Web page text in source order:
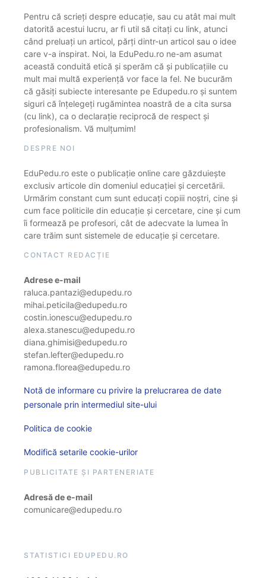
Pentru că scrieți despre educație, sau cu atât mai mult
datorită acestui lucru, ar fi util să citați cu link, atunci
când preluați un articol, părți dintr-un articol sau o idee
care v-a inspirat. Noi, la EduPedu.ro ne-am asumat
această conduită etică și sperăm că și publicațiile cu
mult mai multă experiență vor face la fel. Ne bucurăm
că găsiți subiecte interesante pe Edupedu.ro și suntem
siguri că înțelegeți rugămintea noastră de a cita sursa
(cu link), ca o declarație reciprocă de respect și
profesionalism. Vă mulțumim!
DESPRE NOI
EduPedu.ro este o publicație online care găzduiește
exclusiv articole din domeniul educației și cercetării.
Urmărim constant cum sunt educați copiii noștri, cine și
cum face politicile din educație și cercetare, cine și cum
îi formează pe profesori, cât de adecvate la lumea în
care trăim sunt sistemele de educație și cercetare.
CONTACT REDACȚIE
Adrese e-mail
raluca.pantazi@edupedu.ro
mihai.peticila@edupedu.ro
costin.ionescu@edupedu.ro
alexa.stanescu@edupedu.ro
diana.ghimisi@edupedu.ro
stefan.lefter@edupedu.ro
ramona.florea@edupedu.ro
Notă de informare cu privire la prelucrarea de date
personale prin intermediul site-ului
Politica de cookie
Modifică setarile cookie-urilor
PUBLICITATE ȘI PARTENERIATE
Adresă de e-mail
comunicare@edupedu.ro
STATISTICI EDUPEDU.RO